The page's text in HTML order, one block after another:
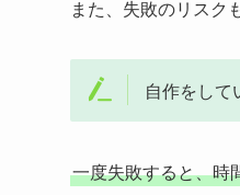
また、失敗のリスク
自作をして
一度失敗すると、時